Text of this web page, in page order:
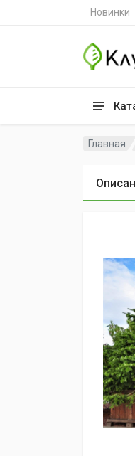
Новинки
Главная